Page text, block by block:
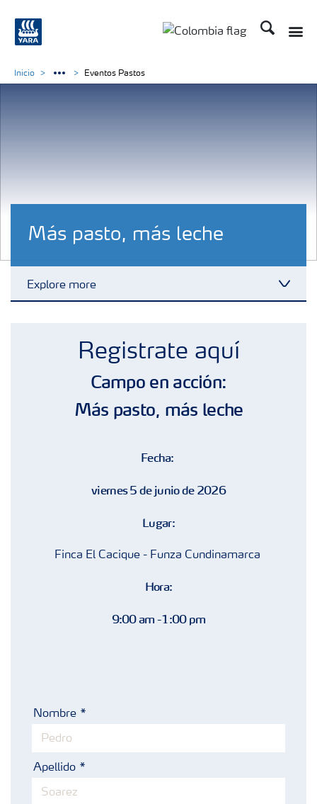
Buscar
Más pasto, más leche
Explore more
Portafolio de Agricultura Digital
Almacenaje y manejo de fertilizantes
Deficiencias
Inicio Eventos Pastos
Registrate aquí
Campo en acción:
Más pasto, más leche
Fecha:
viernes 5 de junio de 2026
Lugar:
Finca El Cacique - Funza Cundinamarca
Hora:
9:00 am -1:00 pm
Nombre
Apellido